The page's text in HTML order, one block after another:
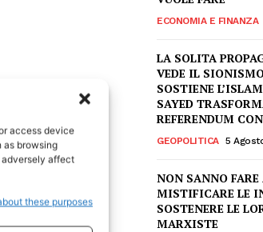
access device
as browsing
adversely affect
these purposes
ECONOMIA E FINANZA
LA SOLITA
VEDE IL
SOSTIENE
SAYED
REFERENDUM
GEOPOLITICA 5
NON SANNO FARE
MISTIFICARE LE
SOSTENERE LE
MARXISTE